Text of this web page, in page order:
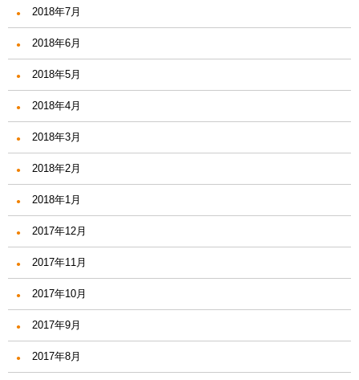
2018年7月
2018年6月
2018年5月
2018年4月
2018年3月
2018年2月
2018年1月
2017年12月
2017年11月
2017年10月
2017年9月
2017年8月